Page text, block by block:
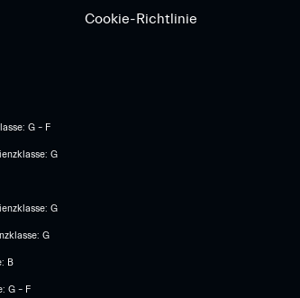
Cookie-Richtlinie
G – F
G
G
G
B
G – F